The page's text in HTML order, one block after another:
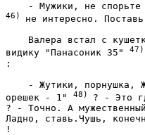
46) не интересно.
Валера встал с
видику "Панасоник 35" 47)
:
- Жутики, порнушка,
орешек - 1" 48) ? - Это
? - Точно. А
Ладно, ставь.Чушь,
!